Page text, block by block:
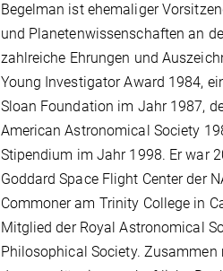
Begelman ist ehemaliger
und Planetenwissenschaften an
zahlreiche Ehrungen und
Young Investigator Award 1984,
Sloan Foundation im Jahr 1987,
American Astronomical Society
Stipendium im Jahr 1998. Er war
Goddard Space Flight Center der
Commoner am Trinity College in
Mitglied der Royal Astronomical
Philosophical Society.